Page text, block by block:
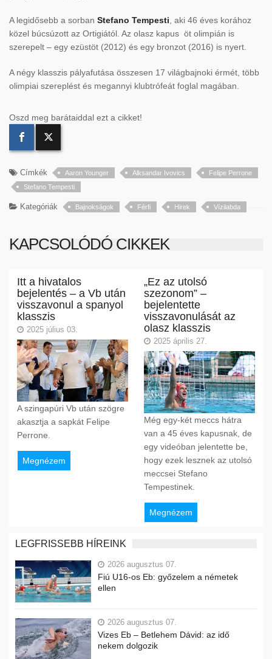
A legidősebb a sorban Stefano Tempesti , aki 46 éves korához
közel búcsúzott az Ortigiától. Az olasz kapus öt olimpián is
szerepelt – egy ezüstöt (2012) és egy bronzot (2016) is nyert.
A négy klasszis pályafutása összesen 17 világbajnoki érmét, több
olimpiai szereplést és megannyi klubtrófeát foglal magában.
Oszd meg barátaiddal ezt a cikket!
Címkék Aaron Younger Alksandar Ivovics
Felipe Perrone
Stefano Tempesti
Kategóriák Bajnokságok Férfi Hirek Vízilabda
KAPCSOLÓDÓ CIKKEK
Itt a hivatalos
bejelentés – a Vb után
visszavonul a spanyol
klasszis
2025 július 03.
A szingapúri Vb után szögre
akasztja a sapkát Felipe
Perrone.
Megnézem
„Ez az utolsó
szezonom” –
bejelentette
visszavonulását az
olasz klasszis
2025 április 27.
Még egy-két meccs hátra
van a 45 éves kapusnak, de
egy videóban jelentette be,
hogy ezek lesznek az utolsó
meccsei Stefano
Tempestinek.
Megnézem
LEGFRISSEBB HÍREINK
2026 augusztus 07.
Fiú U16-os Eb: győzelem a németek
ellen
2026 augusztus 07.
Vizes Eb – Betlehem Dávid: az idő
nekem dolgozik